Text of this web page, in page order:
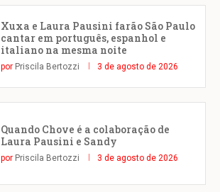
Xuxa e Laura Pausini farão São Paulo
cantar em português, espanhol e
italiano na mesma noite
por Priscila Bertozzi 3 de agosto de 2026
Quando Chove é a colaboração de
Laura Pausini e Sandy
por Priscila Bertozzi 3 de agosto de 2026